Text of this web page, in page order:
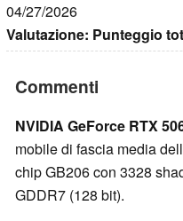
04/27/2026
Valutazione: Punteggio
Commenti
NVIDIA GeForce RTX
mobile di fascia media
chip GB206 con 3328
GDDR7 (128 bit).